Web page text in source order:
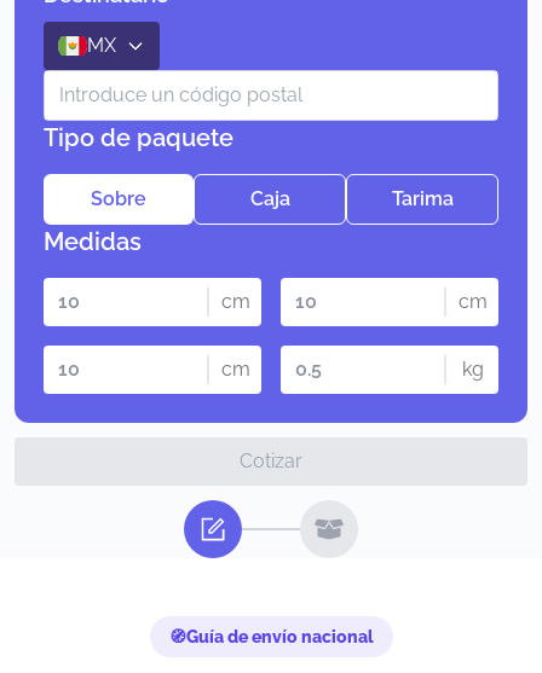
MX
Tipo de paquete
Sobre Caja Tarima
Medidas
cm cm
cm kg
Cotizar
Guía de envío nacional